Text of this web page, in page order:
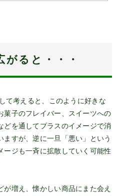
ると・・・
て考えると、このように好きな
菓子のフレイバー、スイーツへの
どを通してプラスのイメージで消
すが、逆に一旦「悪い」という
ージも一斉に拡散していく可能性
増え、懐かしい商品にまた会え